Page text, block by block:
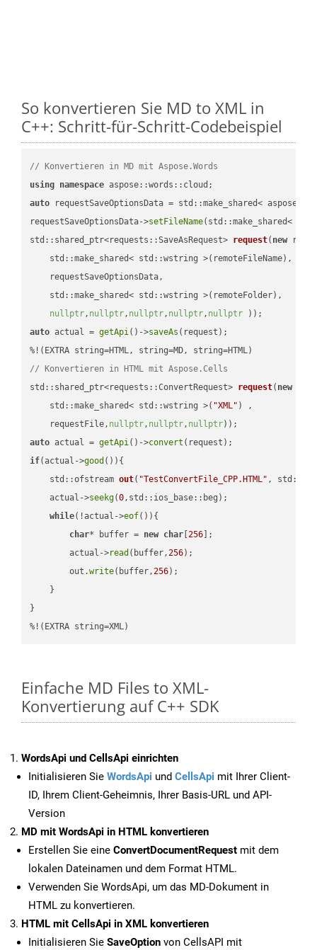
So konvertieren Sie MD to XML in
C++: Schritt-für-Schritt-Codebeispiel
// Konvertieren in MD mit Aspose.Words
using namespace
auto requestSaveOptionsData = std::make_shared<
requestSaveOptionsData->setFileName(std::make_shared<
std::shared_ptr<requests::SaveAsRequest> request( new
    std::make_shared< std::wstring >(remoteFileName),
    requestSaveOptionsData,
    std::make_shared< std::wstring >(remoteFolder),
nullptr, nullptr, nullptr, nullptr, nullptr ))
auto actual = getApi()->saveAs (request);
// Konvertieren in HTML mit Aspose.Cells
std::shared_ptr<requests::ConvertRequest> request( new
    std::make_shared< std::wstring >(
"XML" ) ,
    requestFile,
nullptr, nullptr, nullptr))
auto actual = getApi()->convert
if(actual->good ()){
std::ofstream out( "TestConvertFile_CPP.HTML" ,
    actual->
seekg(0,std::ios_base::beg);
while(!actual->eof()){
char* buffer = new char [256 ];
        actual->
read (buffer,256);
        out.
write(buffer,256);
    }
}
%!(EXTRA string=XML)
Einfache MD Files to XML-
Konvertierung auf C++ SDK
WordsApi und CellsApi einrichten
Initialisieren Sie WordsApi und CellsApi mit Ihrer Client-
ID, Ihrem Client-Geheimnis, Ihrer Basis-URL und API-
Version
MD mit WordsApi in HTML konvertieren
Erstellen Sie eine ConvertDocumentRequest mit dem
lokalen Dateinamen und dem Format HTML.
Verwenden Sie WordsApi, um das MD-Dokument in
HTML zu konvertieren.
HTML mit CellsApi in XML konvertieren
Initialisieren Sie SaveOption von CellsAPI mit